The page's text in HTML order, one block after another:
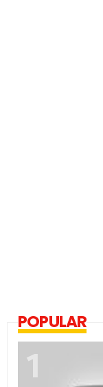
POPULAR